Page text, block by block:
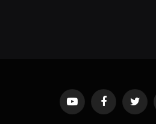
YouTubeFacebookTwitter